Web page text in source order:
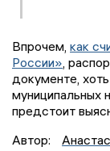
Впрочем, как
России» ,
документе,
муниципальных
предстоит
Автор: